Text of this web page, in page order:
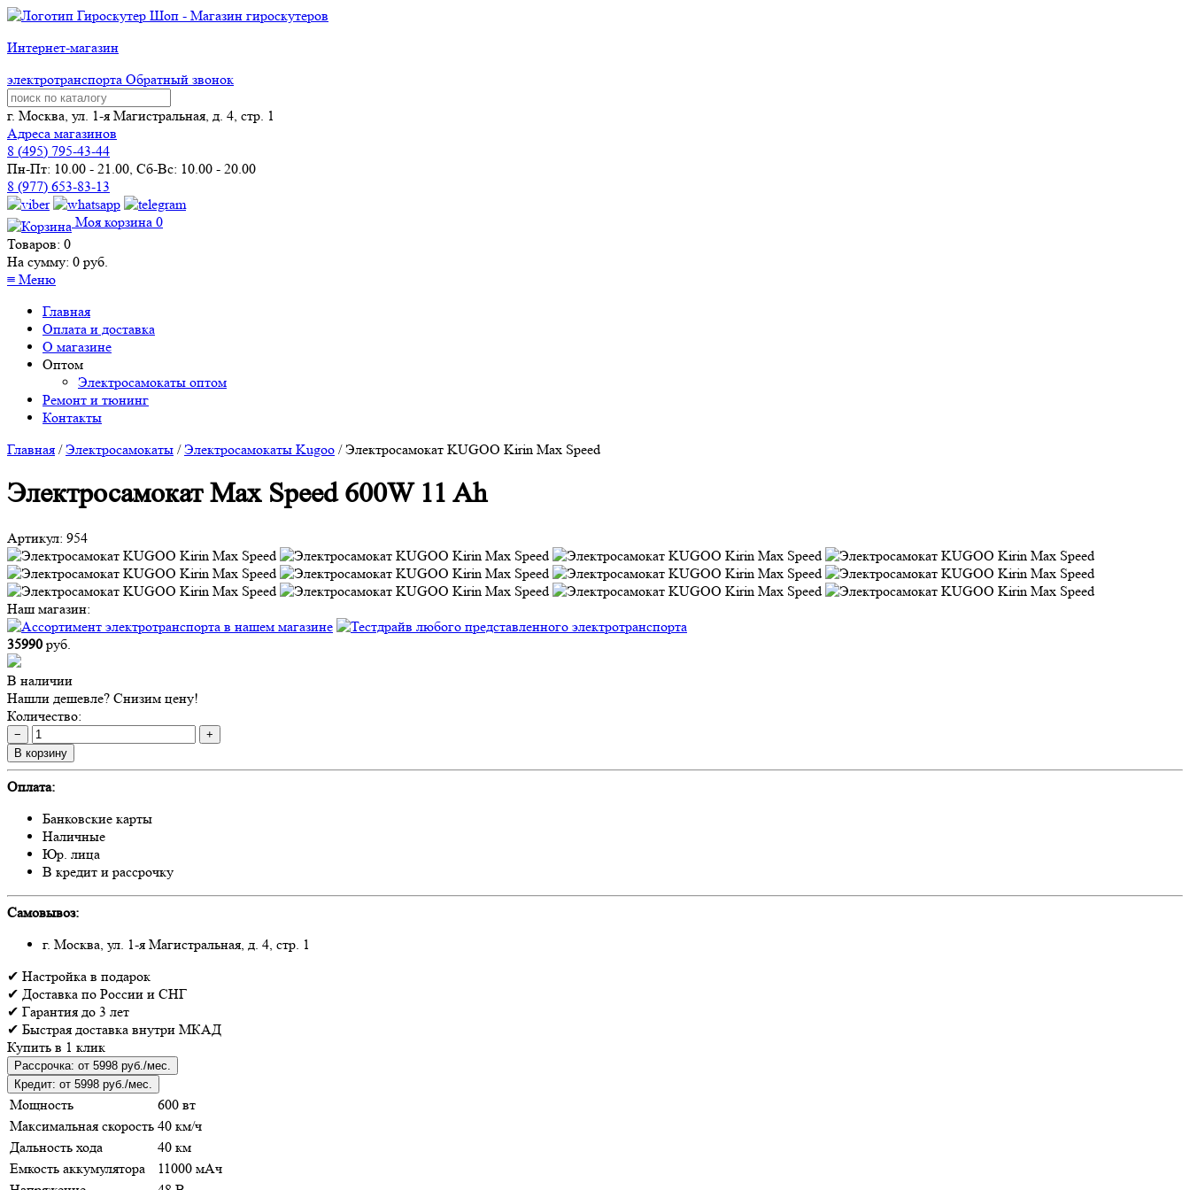
Интернет-магазин
электротранспорта Обратный звонок
г. Москва, ул. 1-я Магистральная, д. 4, стр. 1
Адреса магазинов
8 (495) 795-43-44
Пн-Пт: 10.00 - 21.00, Сб-Вс: 10.00 - 20.00
8 (977) 653-83-13
Моя корзина 0
Товаров: 0
На сумму: 0 руб.
≡ Меню
Главная
Оплата и доставка
О магазине
Оптом
Электросамокаты оптом
Ремонт и тюнинг
Контакты
Главная /Электросамокаты /Электросамокаты Kugoo /Электросамокат KUGOO Kirin Max Speed
Электросамокат Max Speed 600W 11 Ah
Артикул: 954
Наш магазин:
35990 руб.
В наличии
Нашли дешевле? Снизим цену!
Количество:
−
+
В корзину
Оплата:
Банковские карты
Наличные
Юр. лица
В кредит и рассрочку
Самовывоз:
г. Москва, ул. 1-я Магистральная, д. 4, стр. 1
✔ Настройка в подарок
✔ Доставка по России и СНГ
✔ Гарантия до 3 лет
✔ Быстрая доставка внутри МКАД
Купить в 1 клик
Рассрочка: от 5998 руб./мес.
Кредит: от 5998 руб./мес.
Мощность
600 вт
Максимальная скорость 40 км/ч
Дальность хода
40 км
Емкость аккумулятора
11000 мАч